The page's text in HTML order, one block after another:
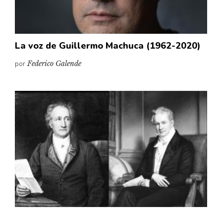
La voz de Guillermo Machuca (1962-2020)
porFederico Galende